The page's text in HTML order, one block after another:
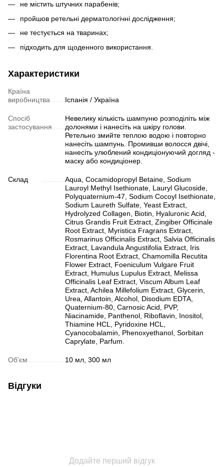
не містить штучних парабенів;
пройшов ретельні дерматологічні дослідження;
не тестується на тваринах;
підходить для щоденного використання.
Характеристики
Країна
виробництва
Іспанія / Україна
Спосіб
застосування
Невелику кількість шампуню розподіліть між
долонями і нанесіть на шкіру голови.
Ретельно змийте теплою водою і повторно
нанесіть шампунь. Промивши волосся двічі,
нанесіть улюблений кондиціонуючий догляд -
маску або кондиціонер.
Склад
Aqua, Cocamidopropyl Betaine, Sodium
Lauroyl Methyl Isethionate, Lauryl Glucoside,
Polyquaternium-47, Sodium Cocoyl Isethionate,
Sodium Laureth Sulfate, Yeast Extract,
Hydrolyzed Collagen, Biotin, Hyaluronic Acid,
Citrus Grandis Fruit Extract, Zingiber Officinale
Root Extract, Myristica Fragrans Extract,
Rosmarinus Officinalis Extract, Salvia Officinalis
Extract, Lavandula Angustifolia Extract, Iris
Florentina Root Extract, Chamomilla Recutita
Flower Extract, Foeniculum Vulgare Fruit
Extract, Humulus Lupulus Extract, Melissa
Officinalis Leaf Extract, Viscum Album Leaf
Extract, Achilea Millefolium Extract, Glycerin,
Urea, Allantoin, Alcohol, Disodium EDTA,
Quaternium-80, Carnosic Acid, PVP,
Niacinamide, Panthenol, Riboflavin, Inositol,
Thiamine HCL, Pyridoxine HCL,
Cyanocobalamin, Phenoxyethanol, Sorbitan
Caprylate, Parfum.
Обʼєм 10 мл, 300 мл
Відгуки
Додайте перший відгук